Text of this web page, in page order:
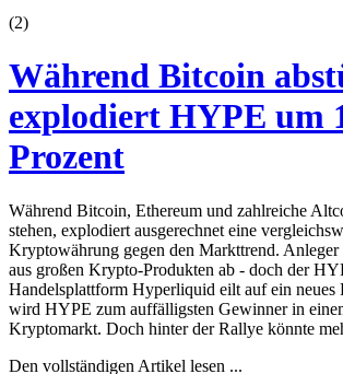
(2)
Während Bitcoin
explodiert HYPE um
Prozent
Während Bitcoin, Ethereum und zahlreiche
stehen, explodiert ausgerechnet eine
Kryptowährung gegen den Markttrend.
aus großen Krypto-Produkten ab - doch der
Handelsplattform Hyperliquid eilt auf ein neues
wird HYPE zum auffälligsten Gewinner in
Kryptomarkt. Doch hinter der Rallye könnte
Den vollständigen Artikel lesen ...